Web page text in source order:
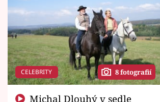
CELEBRITY 8 fotografií